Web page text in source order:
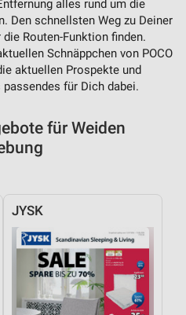
alles rund um die
Den schnellsten Weg zu Deiner
Routen-Funktion finden.
Schnäppchen von POCO
aktuellen Prospekte und
für Dich dabei.
für Weiden
JYSK
zur Auswahl von